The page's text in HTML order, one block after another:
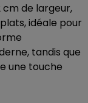
cm de largeur,
idéale pour
tandis que
une touche